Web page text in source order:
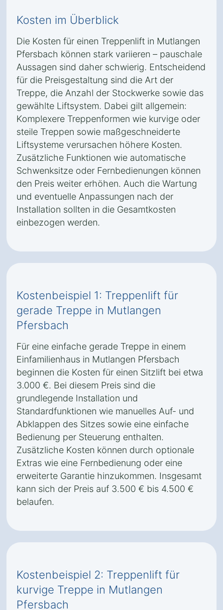
Kosten im Überblick
Die Kosten für einen Treppenlift in Mutlangen
Pfersbach können stark variieren – pauschale
Aussagen sind daher schwierig. Entscheidend
für die Preisgestaltung sind die Art der
Treppe, die Anzahl der Stockwerke sowie das
gewählte Liftsystem. Dabei gilt allgemein:
Komplexere Treppenformen wie kurvige oder
steile Treppen sowie maßgeschneiderte
Liftsysteme verursachen höhere Kosten.
Zusätzliche Funktionen wie automatische
Schwenksitze oder Fernbedienungen können
den Preis weiter erhöhen. Auch die Wartung
und eventuelle Anpassungen nach der
Installation sollten in die Gesamtkosten
einbezogen werden.
Kostenbeispiel 1: Treppenlift für
gerade Treppe in Mutlangen
Pfersbach
Für eine einfache gerade Treppe in einem
Einfamilienhaus in Mutlangen Pfersbach
beginnen die Kosten für einen Sitzlift bei etwa
3.000 €. Bei diesem Preis sind die
grundlegende Installation und
Standardfunktionen wie manuelles Auf- und
Abklappen des Sitzes sowie eine einfache
Bedienung per Steuerung enthalten.
Zusätzliche Kosten können durch optionale
Extras wie eine Fernbedienung oder eine
erweiterte Garantie hinzukommen. Insgesamt
kann sich der Preis auf 3.500 € bis 4.500 €
belaufen.
Kostenbeispiel 2: Treppenlift für
kurvige Treppe in Mutlangen
Pfersbach